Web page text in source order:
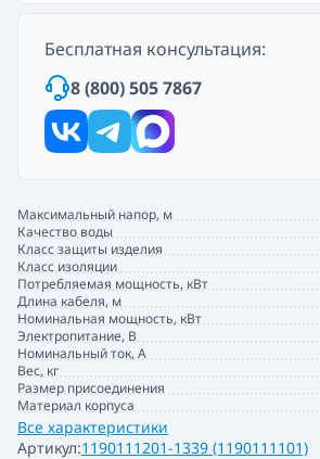
Артикул:1190111201-1339 (1190111101)
Максимальный напор, м
Качество воды
Класс защиты изделия
Класс изоляции
Потребляемая мощность, кВт
Длина кабеля, м
Номинальная мощность, кВт
Электропитание, В
Номинальный ток, А
Вес, кг
Размер присоединения
Материал корпуса
Все характеристики
Бесплатная консультация:
8 (800) 505 7867